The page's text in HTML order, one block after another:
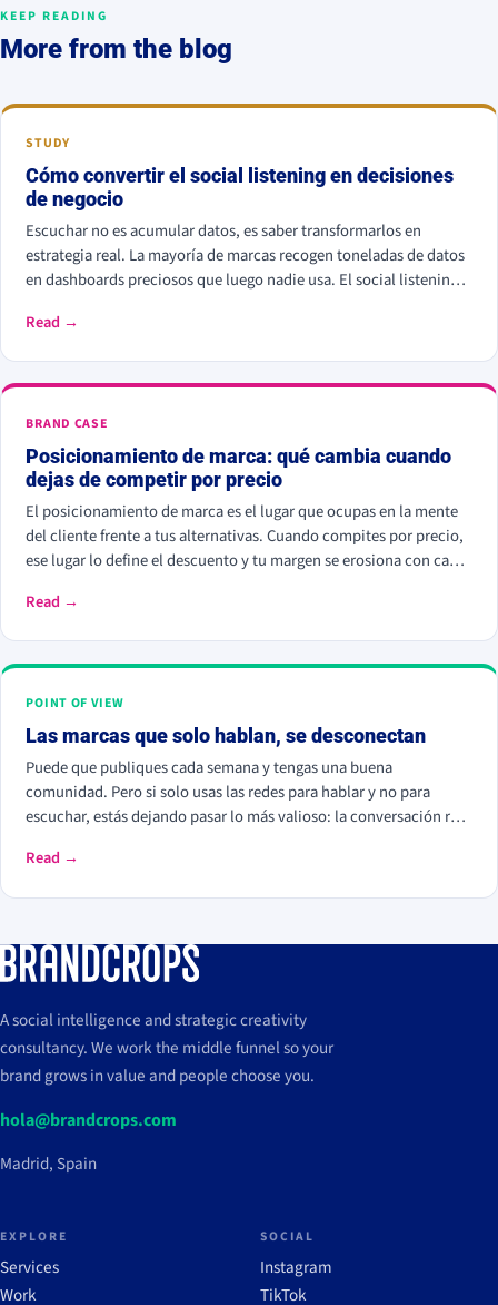
KEEP READING
More from the blog
STUDY
Cómo convertir el social listening en decisiones
de negocio
Escuchar no es acumular datos, es saber transformarlos en
estrategia real. La mayoría de marcas recogen toneladas de datos
en dashboards preciosos que luego nadie usa. El social listening
Read →
BRAND CASE
Posicionamiento de marca: qué cambia cuando
dejas de competir por precio
El posicionamiento de marca es el lugar que ocupas en la mente
del cliente frente a tus alternativas. Cuando compites por precio,
ese lugar lo define el descuento y tu margen se erosiona con cada
por elegirte: Kantar calcula que las marcas percibidas como
38% más.
Read →
POINT OF VIEW
Las marcas que solo hablan, se desconectan
Puede que publiques cada semana y tengas una buena
comunidad. Pero si solo usas las redes para hablar y no para
escuchar, estás dejando pasar lo más valioso: la conversación real
evoluciona y una que reacciona tarde está en cuánto escucha y
Read →
A social intelligence and strategic creativity
consultancy. We work the middle funnel so your
brand grows in value and people choose you.
hola@brandcrops.com
Madrid, Spain
EXPLORE
Services
Work
SOCIAL
Instagram
TikTok